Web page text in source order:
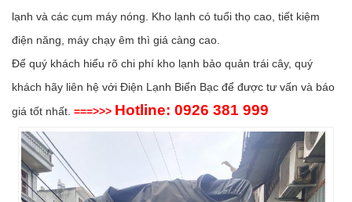
lạnh và các cụm máy nóng. Kho lạnh có tuổi thọ cao, tiết kiệm
điện năng, máy chạy êm thì giá càng cao.
Để quý khách hiểu rõ chi phí kho lạnh bảo quản trái cây, quý
khách hãy liên hệ với Điện Lạnh Biển Bạc để được tư vấn và báo
giá tốt nhất. ===>>> Hotline: 0926 381 999